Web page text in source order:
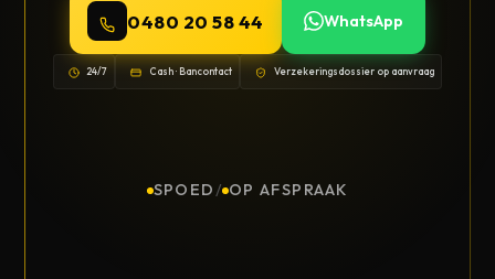
0480 20 58 44 WhatsApp
24/7 Cash · Bancontact Verzekeringsdossier op aanvraag
SPOED / OP AFSPRAAK